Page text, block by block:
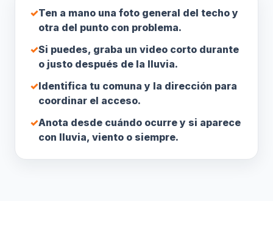
✓Ten a mano una foto general del techo y
otra del punto con problema.
✓Si puedes, graba un video corto durante
o justo después de la lluvia.
✓Identifica tu comuna y la dirección para
coordinar el acceso.
✓Anota desde cuándo ocurre y si aparece
con lluvia, viento o siempre.